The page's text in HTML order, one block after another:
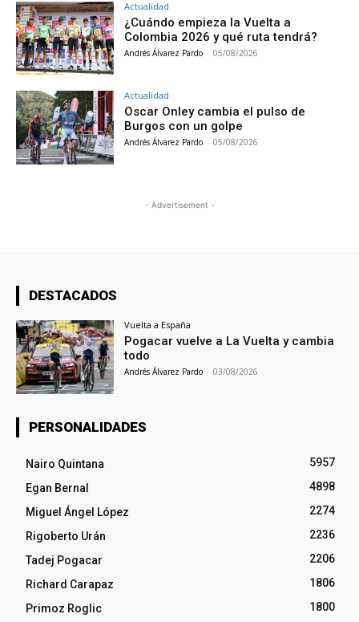
Actualidad
¿Cuándo empieza la Vuelta a
Colombia 2026 y qué ruta tendrá?
Andrés Álvarez Pardo - 05/08/2026
Actualidad
Oscar Onley cambia el pulso de
Burgos con un golpe
Andrés Álvarez Pardo - 05/08/2026
- Advertisement -
DESTACADOS
Vuelta a España
Pogacar vuelve a La Vuelta y cambia
todo
Andrés Álvarez Pardo - 03/08/2026
PERSONALIDADES
Nairo Quintana
5957
Egan Bernal
4898
Miguel Ángel López
2274
Rigoberto Urán
2236
Tadej Pogacar
2206
Richard Carapaz
1806
Primoz Roglic
1800